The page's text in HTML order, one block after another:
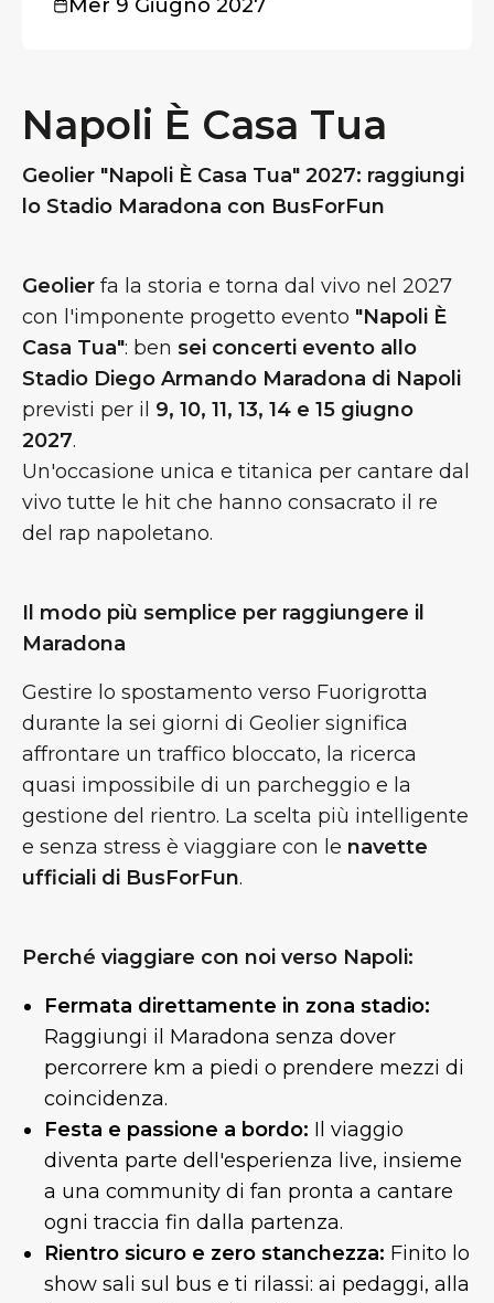
Napoli È Casa Tua
Geolier "Napoli È Casa Tua" 2027: raggiungi
lo Stadio Maradona con BusForFun
Geolier fa la storia e torna dal vivo nel 2027
con l'imponente progetto evento "Napoli È
Casa Tua": ben sei concerti evento allo
Stadio Diego Armando Maradona di Napoli
previsti per il 9, 10, 11, 13, 14 e 15 giugno
2027.
Un'occasione unica e titanica per cantare dal
vivo tutte le hit che hanno consacrato il re
del rap napoletano.
Il modo più semplice per raggiungere il
Maradona
Gestire lo spostamento verso Fuorigrotta
durante la sei giorni di Geolier significa
affrontare un traffico bloccato, la ricerca
quasi impossibile di un parcheggio e la
gestione del rientro. La scelta più intelligente
e senza stress è viaggiare con le navette
ufficiali di BusForFun.
Perché viaggiare con noi verso Napoli:
Fermata direttamente in zona stadio:
Raggiungi il Maradona senza dover
percorrere km a piedi o prendere mezzi di
coincidenza.
Festa e passione a bordo: Il viaggio
diventa parte dell'esperienza live, insieme
a una community di fan pronta a cantare
ogni traccia fin dalla partenza.
Rientro sicuro e zero stanchezza: Finito lo
show sali sul bus e ti rilassi: ai pedaggi, alla
Mer 9 Giugno 2027